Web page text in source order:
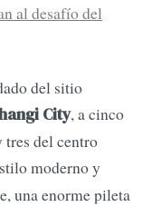
al desafío del
del sitio
City, a cinco
tres del centro
moderno y
una enorme pileta